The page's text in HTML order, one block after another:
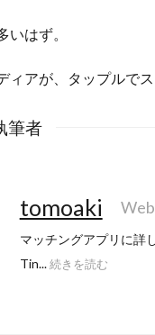
いはず。
ィアが、タップルで
筆者
tomoaki
マッチングアプリに詳
Tin... 続きを読む